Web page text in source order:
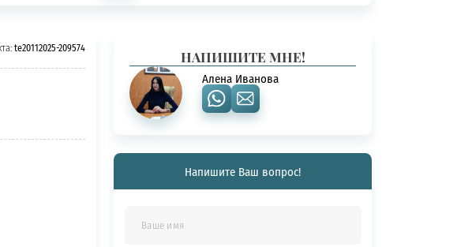
te20112025-209574 НАПИШИТЕ МНЕ!
Алена Иванова
Напишите Ваш вопрос!